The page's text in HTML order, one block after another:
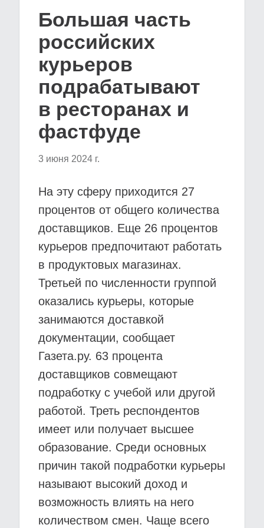
Большая часть
российских
курьеров
подрабатывают
в ресторанах и
фастфуде
3 июня 2024 г.
На эту сферу приходится 27
процентов от общего количества
доставщиков. Еще 26 процентов
курьеров предпочитают работать
в продуктовых магазинах.
Третьей по численности группой
оказались курьеры, которые
занимаются доставкой
документации, сообщает
Газета.ру. 63 процента
доставщиков совмещают
подработку с учебой или другой
работой. Треть респондентов
имеет или получает высшее
образование. Среди основных
причин такой подработки курьеры
называют высокий доход и
возможность влиять на него
количеством смен. Чаще всего